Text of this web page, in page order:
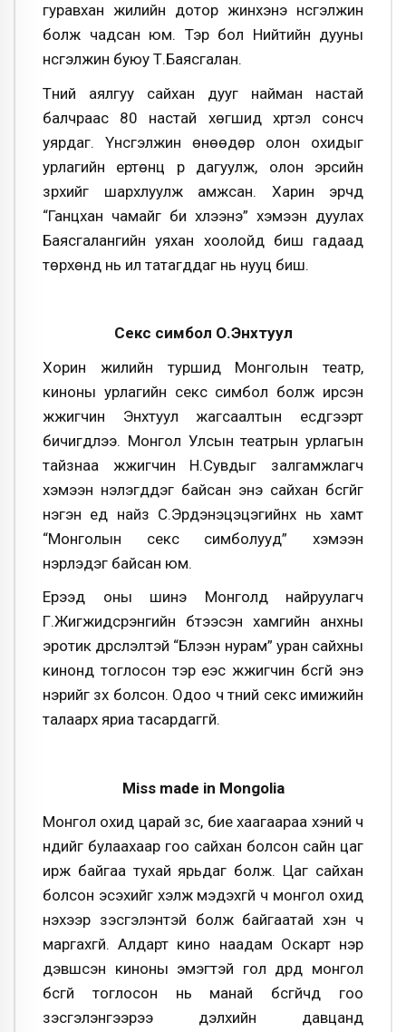
гуравхан жилийн дотор жинхэнэ үнсгэлжин
болж чадсан юм. Тэр бол Нийтийн дууны
үнсгэлжин буюу Т.Баясгалан.
Түүний аялгуу сайхан дууг найман настай
балчраас 80 настай хөгшид хүртэл сонсч
уярдаг. Үнсгэлжин өнөөдөр олон охидыг
урлагийн ертөнц рүү дагуулж, олон эрсийн
зүрхийг шархлуулж амжсан. Харин эрчүүд
“Ганцхан чамайг би хүлээнэ” хэмээн дуулах
Баясгалангийн уяхан хоолойд биш гадаад
төрхөнд нь илүү татагддаг нь нууц биш.
Секс симбол О.Энхтуул
Хорин жилийн туршид Монголын театр,
киноны урлагийн секс симбол болж ирсэн
жүжигчин Энхтуул жагсаалтын есдүгээрт
бичигдлээ. Монгол Улсын театрын урлагын
тайзнаа жүжигчин Н.Сувдыг залгамжлагч
хэмээн үнэлэгддэг байсан энэ сайхан бүсгүйг
нэгэн үед найз С.Эрдэнэцэцэгийнх нь хамт
“Монголын секс симболууд” хэмээн
нэрлэдэг байсан юм.
Ерээд оны шинэ Монголд найруулагч
Г.Жигжидсүрэнгийн бүтээсэн хамгийн анхны
эротик дүрслэлтэй “Бүлээн нурам” уран сайхны
кинонд тоглосон тэр үеэс жүжигчин бүсгүй энэ
нэрийг зүүх болсон. Одоо ч түүний секс имижийн
талаарх яриа тасардаггүй.
Miss made in Mongolia
Монгол охид царай зүс, бие хаагаараа хэний ч
нүдийг булаахаар гоо сайхан болсон сайн цаг
ирж байгаа тухай ярьдаг болж. Цаг сайхан
болсон эсэхийг хэлж мэдэхгүй ч монгол охид
үнэхээр үзэсгэлэнтэй болж байгаатай хэн ч
маргахгүй. Алдарт кино наадам Оскарт нэр
дэвшсэн киноны эмэгтэй гол дүрд монгол
бүсгүй тоглосон нь манай бүсгүйчүүд гоо
үзэсгэлэнгээрээ дэлхийн давцанд